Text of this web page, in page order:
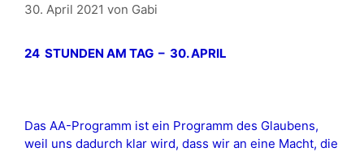
30. April 2021 von Gabi
24 STUNDEN AM TAG – 30. APRIL
Das AA-Programm ist ein Programm des Glaubens,
weil uns dadurch klar wird, dass wir an eine Macht, die